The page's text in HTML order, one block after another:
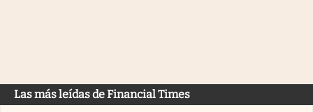
Las más leídas de Financial Times